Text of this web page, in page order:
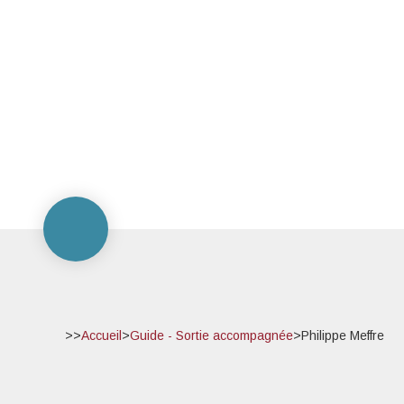
>>Accueil >Guide - Sortie accompagnée>Philippe Meffre